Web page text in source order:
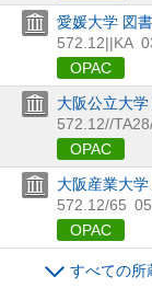
愛媛大学 図
572.12||KA
OPAC
大阪公立大
572.12//
OPAC
大阪産業大
572.12/65
OPAC
すべての所